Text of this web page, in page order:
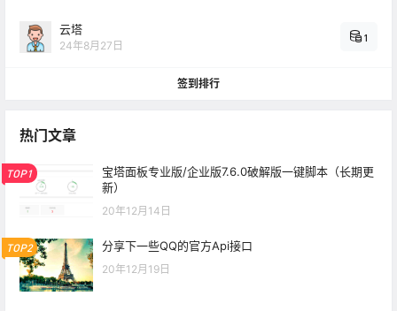
云塔
24年8月27日
1
签到排行
热门文章
TOP1
宝塔面板专业版/企业版7.6.0破解版一键脚本（长期更
新）
20年12月14日
TOP2 分享下一些QQ的官方Api接口
20年12月19日